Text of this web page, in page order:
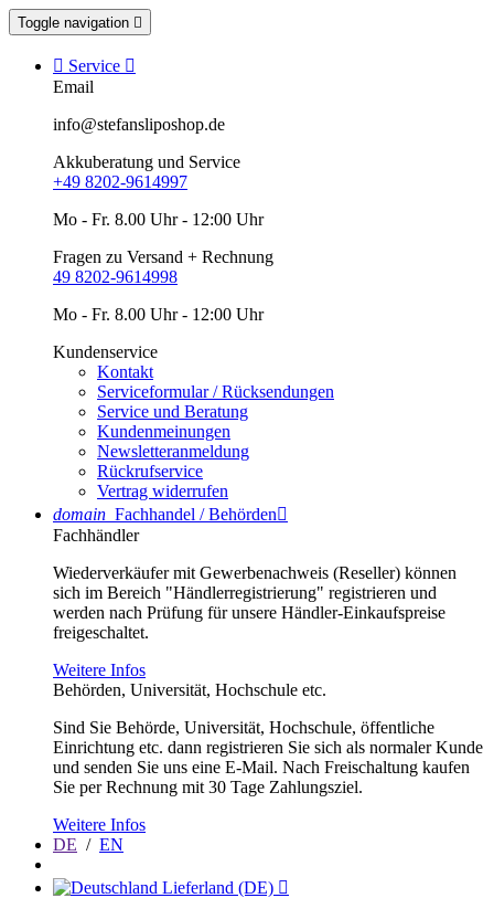
Toggle navigation 
 Service 
Email
info@stefansliposhop.de
Akkuberatung und Service
+49 8202-9614997
Mo - Fr. 8.00 Uhr - 12:00 Uhr
Fragen zu Versand + Rechnung
49 8202-9614998
Mo - Fr. 8.00 Uhr - 12:00 Uhr
Kundenservice
Kontakt
Serviceformular / Rücksendungen
Service und Beratung
Kundenmeinungen
Newsletteranmeldung
Rückrufservice
Vertrag widerrufen
domain Fachhandel / Behörden
Fachhändler
Wiederverkäufer mit Gewerbenachweis (Reseller) können
sich im Bereich "Händlerregistrierung" registrieren und
werden nach Prüfung für unsere Händler-Einkaufspreise
freigeschaltet.
Weitere Infos
Behörden, Universität, Hochschule etc.
Sind Sie Behörde, Universität, Hochschule, öffentliche
Einrichtung etc. dann registrieren Sie sich als normaler Kunde
und senden Sie uns eine E-Mail. Nach Freischaltung kaufen
Sie per Rechnung mit 30 Tage Zahlungsziel.
Weitere Infos
DE / EN
Lieferland (DE) 